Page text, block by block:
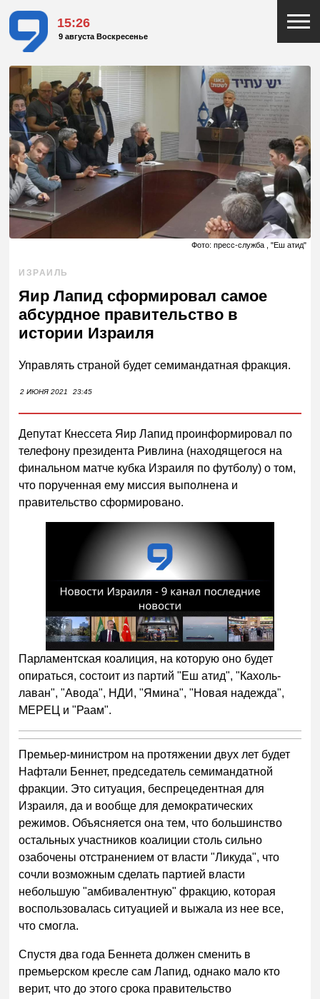
15:26
9 августа Воскресенье
Фото: пресс-служба , "Еш атид"
ИЗРАИЛЬ
Яир Лапид сформировал самое
абсурдное правительство в
истории Израиля
Управлять страной будет семимандатная фракция.
2 ИЮНЯ 2021 23:45
Депутат Кнессета Яир Лапид проинформировал по
телефону президента Ривлина (находящегося на
финальном матче кубка Израиля по футболу) о том,
что порученная ему миссия выполнена и
правительство сформировано.
Парламентская коалиция, на которую оно будет
опираться, состоит из партий "Еш атид", "Кахоль-
лаван", "Авода", НДИ, "Ямина", "Новая надежда",
МЕРЕЦ и "Раам".
Премьер-министром на протяжении двух лет будет
Нафтали Беннет, председатель семимандатной
фракции. Это ситуация, беспрецедентная для
Израиля, да и вообще для демократических
режимов. Объясняется она тем, что большинство
остальных участников коалиции столь сильно
озабочены отстранением от власти "Ликуда", что
сочли возможным сделать партией власти
небольшую "амбивалентную" фракцию, которая
воспользовалась ситуацией и выжала из нее все,
что смогла.
Спустя два года Беннета должен сменить в
премьерском кресле сам Лапид, однако мало кто
верит, что до этого срока правительство